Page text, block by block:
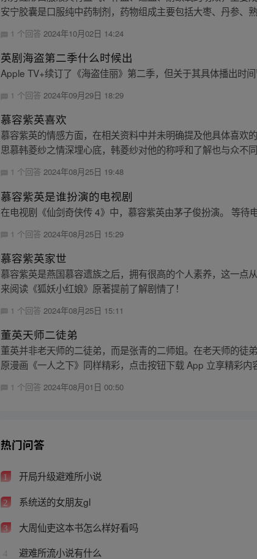
安宁胶囊是口服纯中药制剂，药物组成主要包括大枣、丹参、
1 个回答2024年10月02日 14:24
英剧海盗第二季什么时候出
Apple TV+续订了《海盗佳丽》第二季，但关于其具体播出时间
1 个回答2024年09月29日 18:29
慕容紫英喜欢
慕容紫英的情感方面，在相关资料中并未明确提及他具体喜
思慕韩菱纱之情深埋心底，韩菱纱对他的称呼和了解也与众不
1 个回答2024年08月25日 19:48
慕容紫英是谁扮演的电视剧
在电视剧《仙剑奇侠传 4》中，慕容紫英由茅子俊扮演。 等待
1 个回答 2024年08月25日 15:29
慕容紫英家世
慕容紫英是燕国慕容遗族之后，拥有很高的个人素养，这一
来阅读《狐妖小红娘》原著提前了解剧情了！
1 个回答 2024年08月25日 15:11
董英天师二徒弟
董英并非老天师的二徒弟，而是张青的二师姐。在老天师的徒
原漫画《一人之下》同样精彩，点击按钮下载 App 立享精彩内
1 个回答2024年08月01日 00:50
热门问答
1 开局升级避难所小说
2 系统送的女朋友gl
3 大周仙吏这本书怎么样好看吗
4 避难所流小说有什么